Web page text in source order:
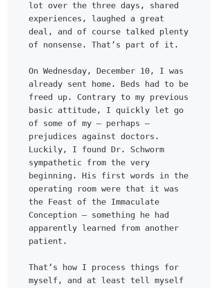
lot over the three days, shared
experiences, laughed a great
deal, and of course talked plenty
of nonsense. That’s part of it.
On Wednesday, December 10, I was
already sent home. Beds had to be
freed up. Contrary to my previous
basic attitude, I quickly let go
of some of my — perhaps —
prejudices against doctors.
Luckily, I found Dr. Schworm
sympathetic from the very
beginning. His first words in the
operating room were that it was
the Feast of the Immaculate
Conception — something he had
apparently learned from another
patient.
That’s how I process things for
myself, and at least tell myself